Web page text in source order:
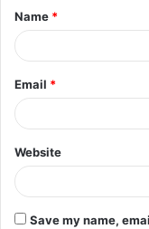
*
Name *
Email *
Website
Save my name,